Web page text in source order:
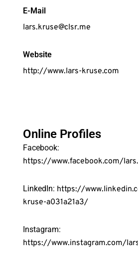
E-Mail
lars.kruse@clsr.me
Website
http://www.lars-kruse.com
Online Profiles
Facebook:
https://www.facebook.com/
LinkedIn: https://
kruse-a031a21a3/
Instagram:
https://www.instagram.com/